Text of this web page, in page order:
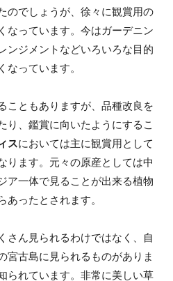
のでしょうが、徐々に観賞用の
なっています。今はガーデニン
ンジメントなどいろいろな目的
なっています。
こともありますが、品種改良を
り、鑑賞に向いたようにするこ
スにおいては主に観賞用として
ります。元々の原産としては中
ア一体で見ることが出来る植物
あったとされます。
さん見られるわけではなく、自
宮古島に見られるものがありま
られています。非常に美しい草